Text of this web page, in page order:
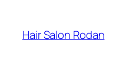
Hair Salon Rodan